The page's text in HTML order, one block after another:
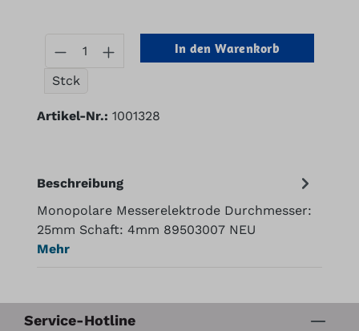
Produkt Anzahl: Gib den
Stck
In den Warenkorb
Artikel-Nr.: 1001328
Beschreibung
Monopolare Messerelektrode Durchmesser:
25mm Schaft: 4mm 89503007 NEU
Mehr
Service-Hotline